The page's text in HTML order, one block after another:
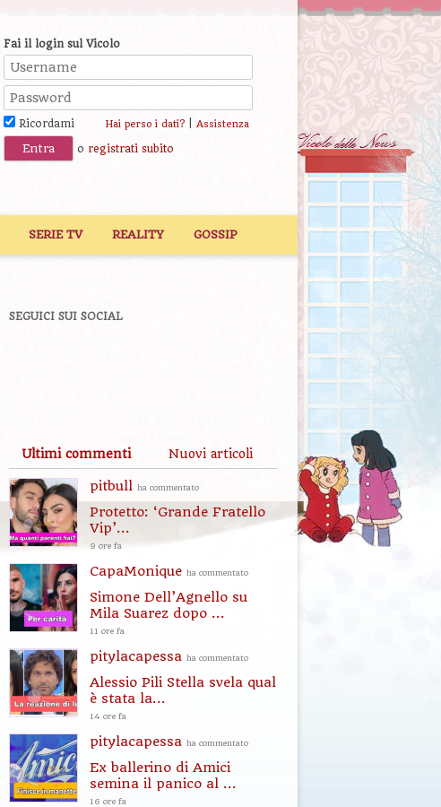
Fai il login sul Vicolo
Ricordami Hai perso i dati?| Assistenza
o registrati subito
SERIE TV REALITY GOSSIP
SEGUICI SUI SOCIAL
Ultimi commenti Nuovi articoli
pitbull ha commentato
Protetto: ‘Grande Fratello
Vip’...
9 ore fa
CapaMonique ha commentato
Simone Dell’Agnello su
Mila Suarez dopo ...
11 ore fa
pitylacapessa ha commentato
Alessio Pili Stella svela qual
è stata la...
14 ore fa
pitylacapessa ha commentato
Ex ballerino di Amici
semina il panico al ...
16 ore fa